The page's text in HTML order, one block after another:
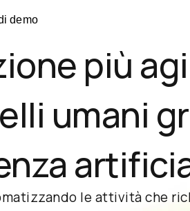
demo
più
umani
le attività che